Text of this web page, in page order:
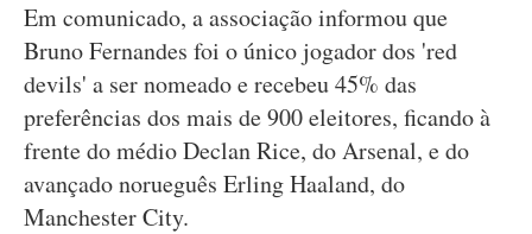
Em comunicado, a associação informou que
Bruno Fernandes foi o único jogador dos 'red
devils' a ser nomeado e recebeu 45% das
preferências dos mais de 900 eleitores, ficando à
frente do médio Declan Rice, do Arsenal, e do
avançado norueguês Erling Haaland, do
Manchester City.